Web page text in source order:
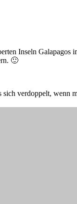
Inseln
🙂
sich verdoppelt, wenn